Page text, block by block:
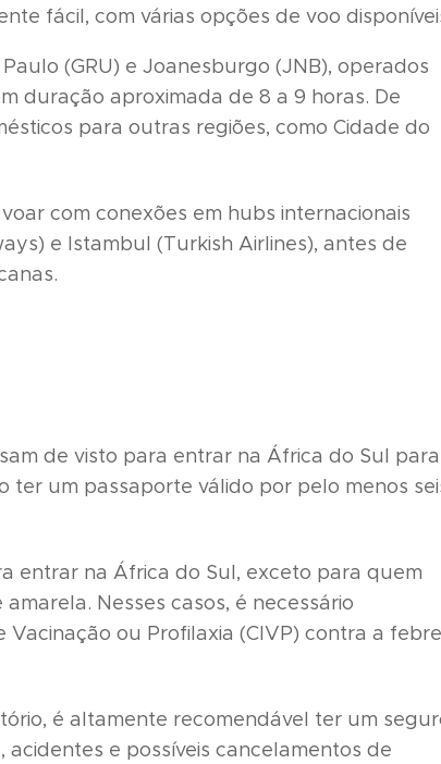
fácil, com várias opções de voo
(GRU) e Joanesburgo (JNB), operados
duração aproximada de 8 a 9 horas. De
para outras regiões, como Cidade do
com conexões em hubs internacionais
e Istambul (Turkish Airlines), antes de
de visto para entrar na África do Sul para
ter um passaporte válido por pelo menos
entrar na África do Sul, exceto para quem
Nesses casos, é necessário
ou Profilaxia (CIVP) contra a febre
é altamente recomendável ter um
e possíveis cancelamentos de